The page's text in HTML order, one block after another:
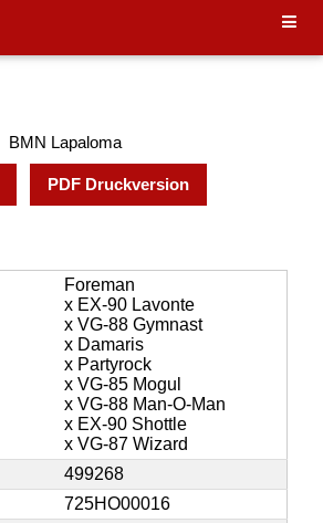
BMN Lapaloma
PDF Druckversion
Foreman
x EX-90 Lavonte
x VG-88 Gymnast
x Damaris
x Partyrock
x VG-85 Mogul
x VG-88 Man-O-Man
x EX-90 Shottle
x VG-87 Wizard
499268
725HO00016